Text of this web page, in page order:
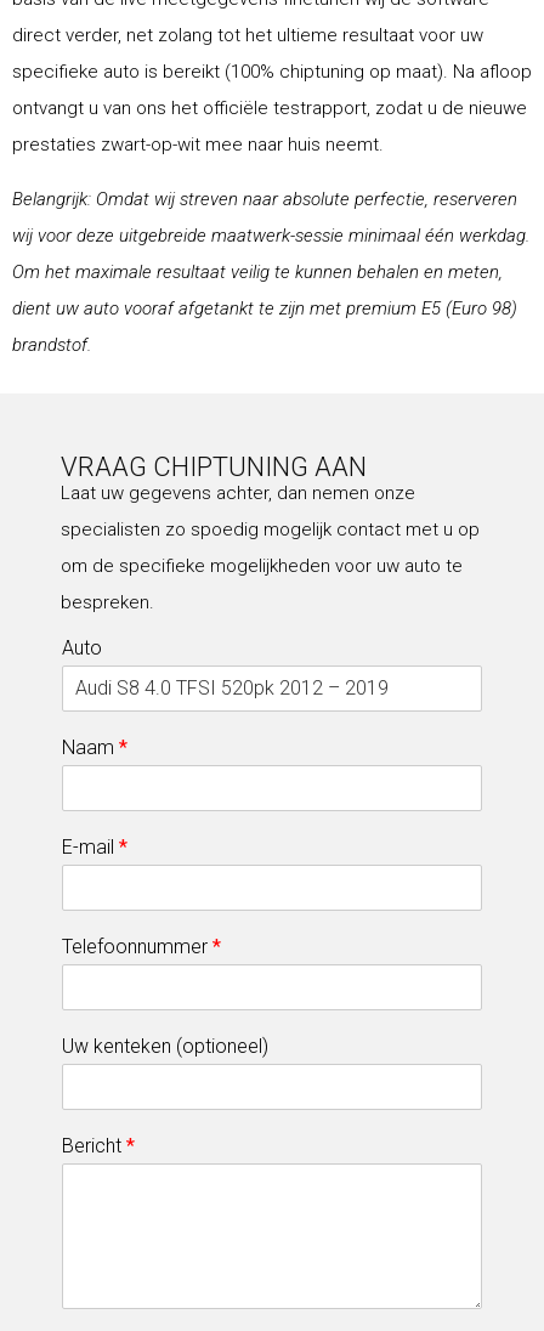
direct verder, net zolang tot het ultieme resultaat voor uw
specifieke auto is bereikt (100% chiptuning op maat). Na afloop
ontvangt u van ons het officiële testrapport, zodat u de nieuwe
prestaties zwart-op-wit mee naar huis neemt.
Belangrijk: Omdat wij streven naar absolute perfectie, reserveren
wij voor deze uitgebreide maatwerk-sessie minimaal één werkdag.
Om het maximale resultaat veilig te kunnen behalen en meten,
dient uw auto vooraf afgetankt te zijn met premium E5 (Euro 98)
brandstof.
VRAAG CHIPTUNING AAN
Laat uw gegevens achter, dan nemen onze
specialisten zo spoedig mogelijk contact met u op
om de specifieke mogelijkheden voor uw auto te
bespreken.
Auto
Naam *
E-mail *
Telefoonnummer *
Uw kenteken (optioneel)
Bericht *